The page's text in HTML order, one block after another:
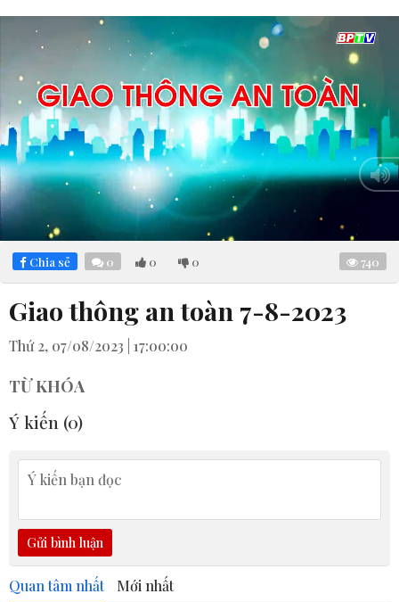
Mute Loaded:
6.45%
Chia sẻ 0 0 0 740
Giao thông an toàn 7-8-2023
Thứ 2, 07/08/2023 | 17:00:00
TỪ KHÓA
Ý kiến (0)
Gửi bình luận
Quan tâm nhất Mới nhất